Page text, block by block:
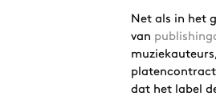
Net als in het
van
dat het label